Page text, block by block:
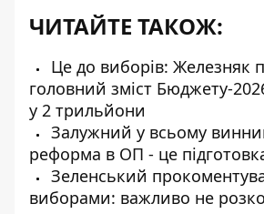
ЧИТАЙТЕ ТАКОЖ:
Це до виборів: Железняк
головний зміст Бюджету-
у 2 трильйони
Залужний у всьому
реформа в ОП - це
Зеленський
виборами: важливо не